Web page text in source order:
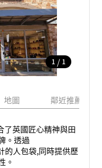
1 / 1
地圖 鄰近推薦景點
英國匠心精神與田
。透過
的人包袋,同時提供歷
。